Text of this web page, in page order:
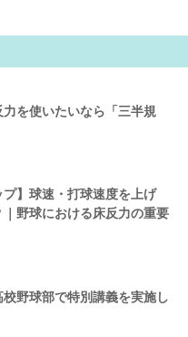
力を使いたいなら「三半規
プ】球速・打球速度を上げ
野球における床反力の重要
校野球部で特別講義を実施し